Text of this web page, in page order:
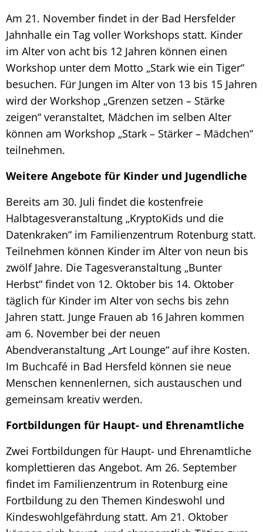
Am 21. November findet in der Bad Hersfelder
Jahnhalle ein Tag voller Workshops statt. Kinder
im Alter von acht bis 12 Jahren können einen
Workshop unter dem Motto „Stark wie ein Tiger“
besuchen. Für Jungen im Alter von 13 bis 15 Jahren
wird der Workshop „Grenzen setzen – Stärke
zeigen“ veranstaltet, Mädchen im selben Alter
können am Workshop „Stark – Stärker – Mädchen“
teilnehmen.
Weitere Angebote für Kinder und Jugendliche
Bereits am 30. Juli findet die kostenfreie
Halbtagesveranstaltung „KryptoKids und die
Datenkraken“ im Familienzentrum Rotenburg statt.
Teilnehmen können Kinder im Alter von neun bis
zwölf Jahre. Die Tagesveranstaltung „Bunter
Herbst“ findet von 12. Oktober bis 14. Oktober
täglich für Kinder im Alter von sechs bis zehn
Jahren statt. Junge Frauen ab 16 Jahren kommen
am 6. November bei der neuen
Abendveranstaltung „Art Lounge“ auf ihre Kosten.
Im Buchcafé in Bad Hersfeld können sie neue
Menschen kennenlernen, sich austauschen und
gemeinsam kreativ werden.
Fortbildungen für Haupt- und Ehrenamtliche
Zwei Fortbildungen für Haupt- und Ehrenamtliche
komplettieren das Angebot. Am 26. September
findet im Familienzentrum in Rotenburg eine
Fortbildung zu den Themen Kindeswohl und
Kindeswohlgefährdung statt. Am 21. Oktober